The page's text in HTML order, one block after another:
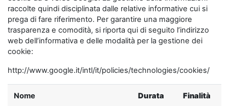
raccolte quindi disciplinata dalle relative informative cui si
prega di fare riferimento. Per garantire una maggiore
trasparenza e comodità, si riporta qui di seguito l’indirizzo
web dell’informativa e delle modalità per la gestione dei
cookie:
http://www.google.it/intl/it/policies/technologies/cookies/
Nome Durata Finalità